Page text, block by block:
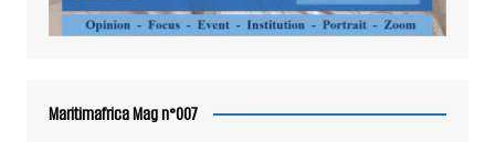
Maritimafrica Mag n°007